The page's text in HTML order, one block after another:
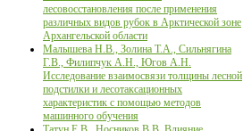
лесовосстановления после применения
различных видов рубок в Арктической зоне
Архангельской области
Малышева Н.В., Золина Т.А., Сильнягина
Г.В., Филипчук А.Н., Югов А.Н.
Исследование взаимосвязи толщины лесной
подстилки и лесотаксационных
характеристик с помощью методов
машинного обучения